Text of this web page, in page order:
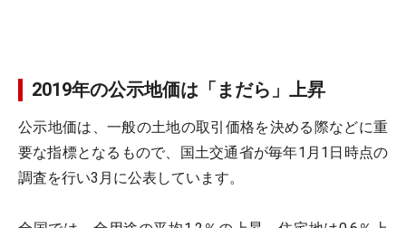
2019年の公示地価は「まだら」上昇
公示地価は、一般の土地の取引価格を決める際などに重
要な指標となるもので、国土交通省が毎年1月1日時点の
調査を行い3月に公表しています。